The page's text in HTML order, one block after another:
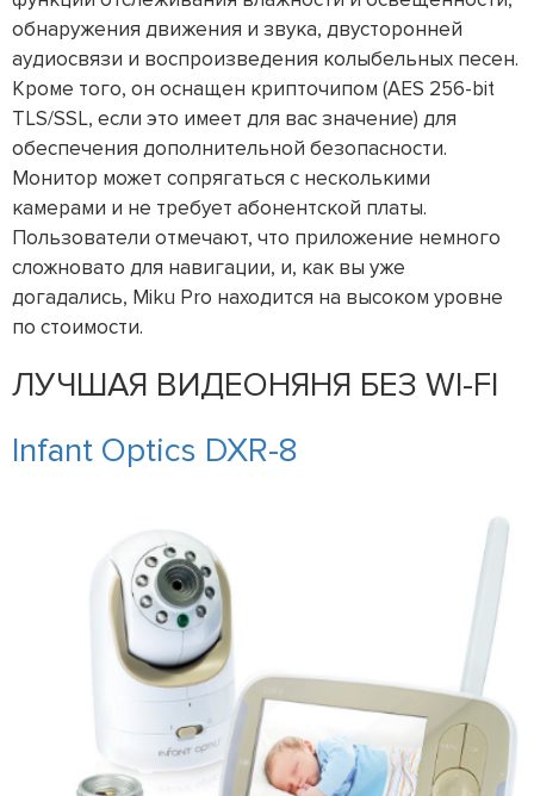
обнаружения движения и звука, двусторонней
аудиосвязи и воспроизведения колыбельных песен.
Кроме того, он оснащен крипточипом (AES 256-bit
TLS/SSL, если это имеет для вас значение) для
обеспечения дополнительной безопасности.
Монитор может сопрягаться с несколькими
камерами и не требует абонентской платы.
Пользователи отмечают, что приложение немного
сложновато для навигации, и, как вы уже
догадались, Miku Pro находится на высоком уровне
по стоимости.
ЛУЧШАЯ ВИДЕОНЯНЯ БЕЗ WI-FI
Infant Optics DXR-8